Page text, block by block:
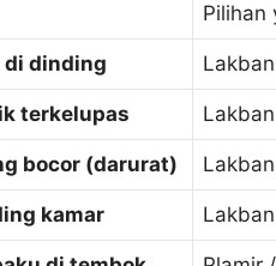
Pilihan
di dinding
terkelupas
bocor (darurat)
kamar